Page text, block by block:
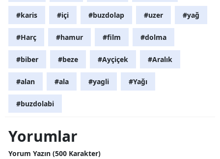
#karis #içi #buzdolap #uzer #yağ
#Harç #hamur #film #dolma
#biber #beze #Ayçiçek #Aralık
#alan #ala #yagli #Yağı
#buzdolabi
Yorumlar
Yorum Yazın (500 Karakter)